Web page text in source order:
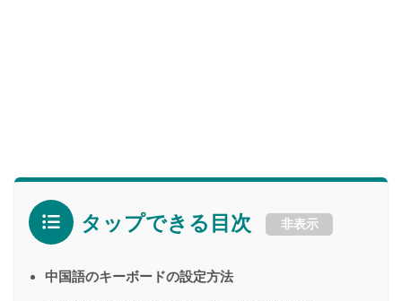
タップできる目次 非表示
中国語のキーボードの設定方法